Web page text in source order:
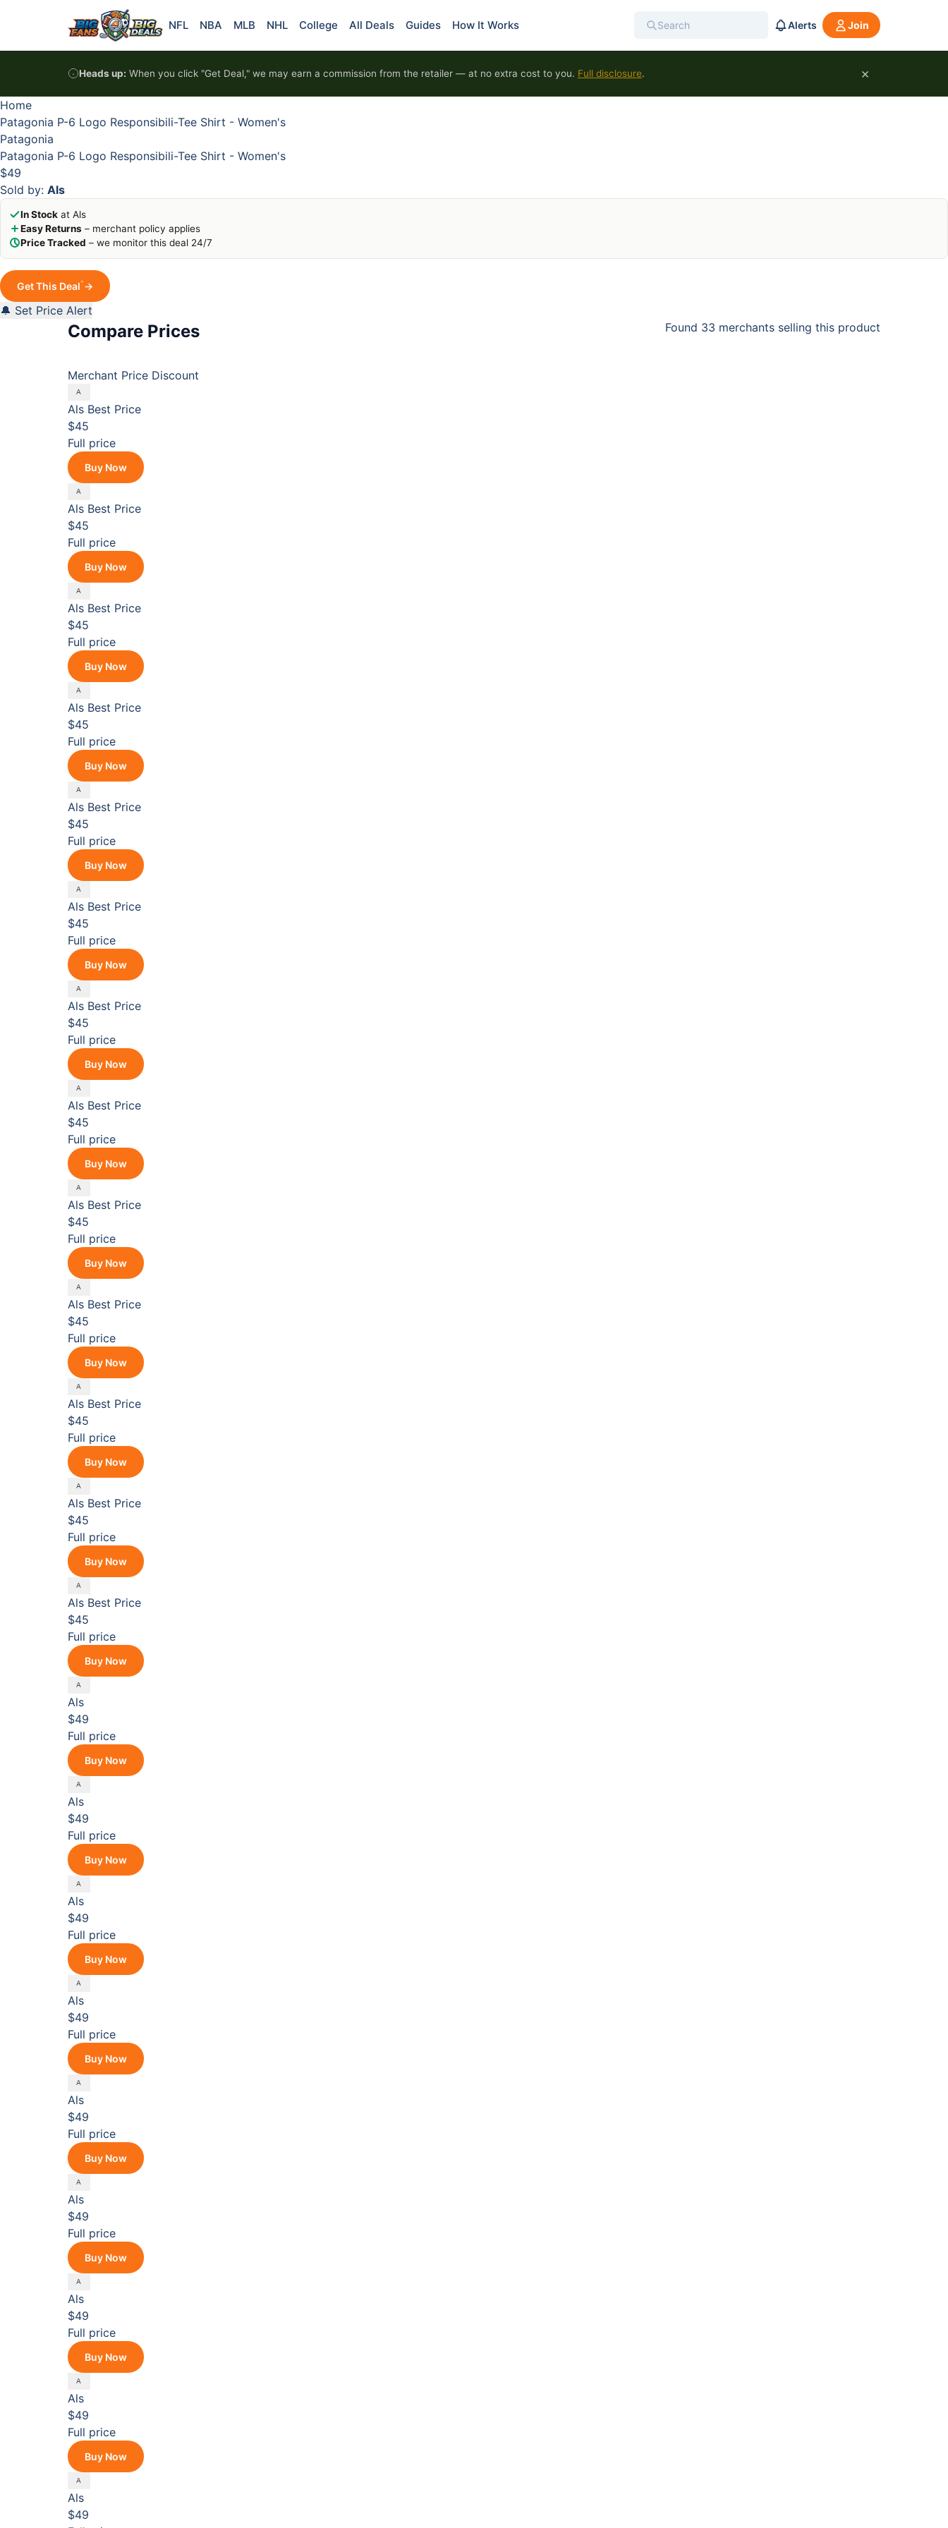
NFL NBA MLB NHL College All Deals Guides How It Works Alerts Join
Heads up: When you click "Get Deal," we may earn a commission from the retailer — at no extra cost to you. Full disclosure. ×
Home
Patagonia P-6 Logo Responsibili-Tee Shirt - Women's
Patagonia
Patagonia P-6 Logo Responsibili-Tee Shirt - Women's
$49
Sold by: Als
In Stock at Als
Easy Returns – merchant policy applies
Price Tracked – we monitor this deal 24/7
Get This Deal*→
🔔 Set Price Alert
Compare Prices Found 33 merchants selling this product
Merchant Price Discount
Als Best Price
$45
Full price
Buy Now
Als Best Price
$45
Full price
Buy Now
Als Best Price
$45
Full price
Buy Now
Als Best Price
$45
Full price
Buy Now
Als Best Price
$45
Full price
Buy Now
Als Best Price
$45
Full price
Buy Now
Als Best Price
$45
Full price
Buy Now
Als Best Price
$45
Full price
Buy Now
Als Best Price
$45
Full price
Buy Now
Als Best Price
$45
Full price
Buy Now
Als Best Price
$45
Full price
Buy Now
Als Best Price
$45
Full price
Buy Now
Als Best Price
$45
Full price
Buy Now
Als
$49
Full price
Buy Now
Als
$49
Full price
Buy Now
Als
$49
Full price
Buy Now
Als
$49
Full price
Buy Now
Als
$49
Full price
Buy Now
Als
$49
Full price
Buy Now
Als
$49
Full price
Buy Now
Als
$49
Full price
Buy Now
Als
$49